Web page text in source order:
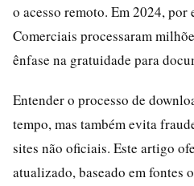
o acesso remoto. Em 2024, por
Comerciais processaram
ênfase na gratuidade para
Entender o processo de
tempo, mas também evita
sites não oficiais. Este artigo
atualizado, baseado em fontes